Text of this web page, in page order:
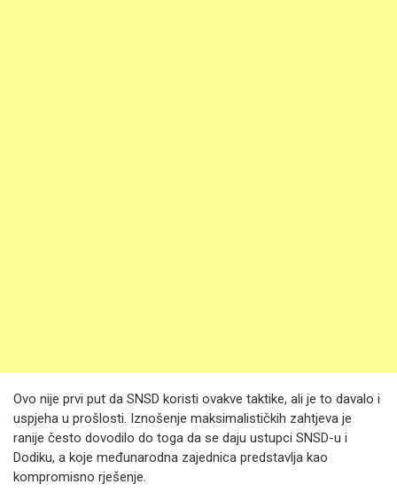
Ovo nije prvi put da SNSD koristi ovakve taktike, ali je to davalo i
uspjeha u prošlosti. Iznošenje maksimalističkih zahtjeva je
ranije često dovodilo do toga da se daju ustupci SNSD-u i
Dodiku, a koje međunarodna zajednica predstavlja kao
kompromisno rješenje.